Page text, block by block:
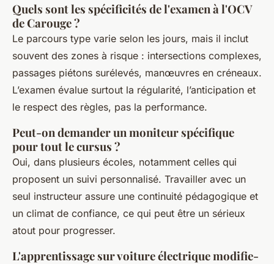
Quels sont les spécificités de l'examen à l'OCV
de Carouge ?
Le parcours type varie selon les jours, mais il inclut
souvent des zones à risque : intersections complexes,
passages piétons surélevés, manœuvres en créneaux.
L’examen évalue surtout la régularité, l’anticipation et
le respect des règles, pas la performance.
Peut-on demander un moniteur spécifique
pour tout le cursus ?
Oui, dans plusieurs écoles, notamment celles qui
proposent un suivi personnalisé. Travailler avec un
seul instructeur assure une continuité pédagogique et
un climat de confiance, ce qui peut être un sérieux
atout pour progresser.
L'apprentissage sur voiture électrique modifie-